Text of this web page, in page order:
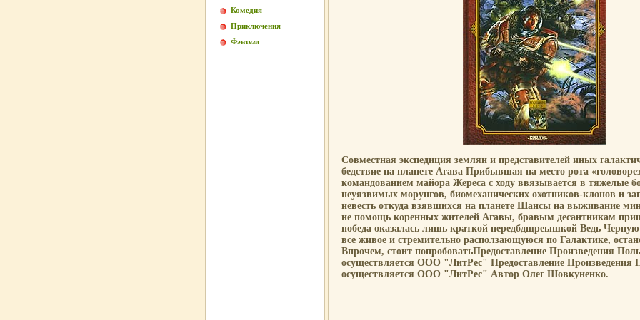
Комедия
Приключения
Фэнтези
Совместная экспедиция землян и представителей иных
бедствие на планете Агава Прибывшая на место рота
командованием майора Жереса с ходу ввязывается в тяжелые
неуязвимых морунгов, биомеханических охотников-клонов и
невесть откуда взявшихся на планете Шансы на выживание
не помощь коренных жителей Агавы, бравым десантникам
победа оказалась лишь краткой передбдщреышкой Ведь
все живое и стремительно расползающуюся по Галактике,
Впрочем, стоит попробоватьПредоставление Произведения
осуществляется ООО "ЛитРес" Предоставление Произведения
осуществляется ООО "ЛитРес" Автор Олег Шовкуненко.